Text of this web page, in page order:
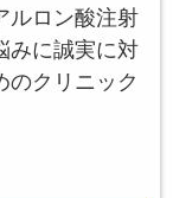
ルロン酸注射
みに誠実に対
のクリニック